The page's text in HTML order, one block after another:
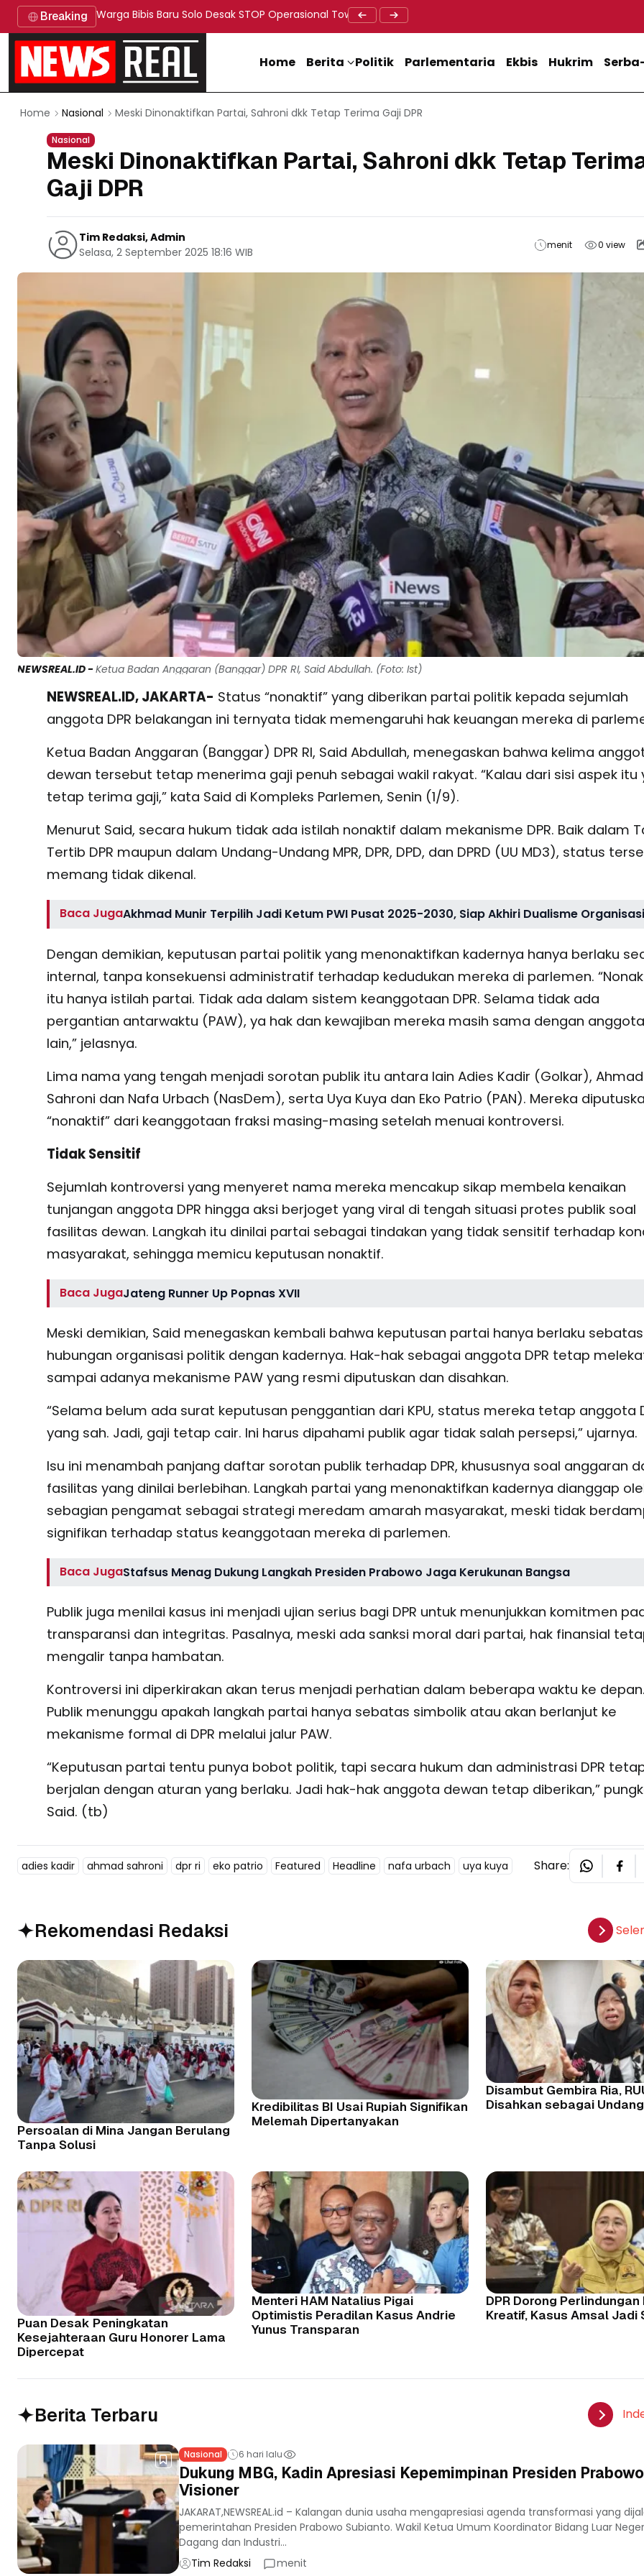
Breaking Warga Bibis Baru Solo Desak STOP Operasional Tower BTS, Diwa : Nyawa dan Keselamatan Warga Lebih
Doa Lintas Agama Perkuat Semangat Persatuan Jelang
Home Berita Politik Parlementaria Ekbis Hukrim
Home Nasional Meski Dinonaktifkan Partai, Sahroni dkk Tetap Terima Gaji DPR
Nasional
Meski Dinonaktifkan Partai, Sahroni dkk Tetap
Gaji DPR
Tim Redaksi, Admin
Selasa, 2 September 2025 18:16 WIB
menit 0view
NEWSREAL.ID -Ketua Badan Anggaran (Banggar) DPR RI, Said Abdullah. (Foto: Ist)
NEWSREAL.ID, JAKARTA- Status “nonaktif” yang diberikan partai politik kepada sejumlah
anggota DPR belakangan ini ternyata tidak memengaruhi hak keuangan mereka di
Ketua Badan Anggaran (Banggar) DPR RI, Said Abdullah, menegaskan bahwa kelima
dewan tersebut tetap menerima gaji penuh sebagai wakil rakyat. “Kalau dari sisi aspek itu
tetap terima gaji,” kata Said di Kompleks Parlemen, Senin (1/9).
Menurut Said, secara hukum tidak ada istilah nonaktif dalam mekanisme DPR. Baik dalam
Tertib DPR maupun dalam Undang-Undang MPR, DPR, DPD, dan DPRD (UU MD3), status
memang tidak dikenal.
Baca JugaAkhmad Munir Terpilih Jadi Ketum PWI Pusat 2025-2030, Siap Akhiri Dualisme Organisasi
Dengan demikian, keputusan partai politik yang menonaktifkan kadernya hanya berlaku
internal, tanpa konsekuensi administratif terhadap kedudukan mereka di parlemen.
itu hanya istilah partai. Tidak ada dalam sistem keanggotaan DPR. Selama tidak ada
pergantian antarwaktu (PAW), ya hak dan kewajiban mereka masih sama dengan anggota
lain,” jelasnya.
Lima nama yang tengah menjadi sorotan publik itu antara lain Adies Kadir (Golkar), Ahmad
Sahroni dan Nafa Urbach (NasDem), serta Uya Kuya dan Eko Patrio (PAN). Mereka
“nonaktif” dari keanggotaan fraksi masing-masing setelah menuai kontroversi.
Tidak Sensitif
Sejumlah kontroversi yang menyeret nama mereka mencakup sikap membela kenaikan
tunjangan anggota DPR hingga aksi berjoget yang viral di tengah situasi protes publik soal
fasilitas dewan. Langkah itu dinilai partai sebagai tindakan yang tidak sensitif terhadap
masyarakat, sehingga memicu keputusan nonaktif.
Baca JugaJateng Runner Up Popnas XVII
Meski demikian, Said menegaskan kembali bahwa keputusan partai hanya berlaku sebatas
hubungan organisasi politik dengan kadernya. Hak-hak sebagai anggota DPR tetap
sampai adanya mekanisme PAW yang resmi diputuskan dan disahkan.
“Selama belum ada surat keputusan penggantian dari KPU, status mereka tetap anggota
yang sah. Jadi, gaji tetap cair. Ini harus dipahami publik agar tidak salah persepsi,” ujarnya.
Isu ini menambah panjang daftar sorotan publik terhadap DPR, khususnya soal anggaran
fasilitas yang dinilai berlebihan. Langkah partai yang menonaktifkan kadernya dianggap
sebagian pengamat sebagai strategi meredam amarah masyarakat, meski tidak
signifikan terhadap status keanggotaan mereka di parlemen.
Baca JugaStafsus Menag Dukung Langkah Presiden Prabowo Jaga Kerukunan Bangsa
Publik juga menilai kasus ini menjadi ujian serius bagi DPR untuk menunjukkan komitmen
transparansi dan integritas. Pasalnya, meski ada sanksi moral dari partai, hak finansial
mengalir tanpa hambatan.
Kontroversi ini diperkirakan akan terus menjadi perhatian dalam beberapa waktu ke depan.
Publik menunggu apakah langkah partai hanya sebatas simbolik atau akan berlanjut ke
mekanisme formal di DPR melalui jalur PAW.
“Keputusan partai tentu punya bobot politik, tapi secara hukum dan administrasi DPR
berjalan dengan aturan yang berlaku. Jadi hak-hak anggota dewan tetap diberikan,”
Said. (tb)
adies kadir ahmad sahroni dpr ri eko patrio Featured Headline nafa urbach uya kuya Share:
Rekomendasi Redaksi
Persoalan di Mina Jangan Berulang
Tanpa Solusi
Kredibilitas BI Usai Rupiah Signifikan
Melemah Dipertanyakan
Disambut Gembira Ria,
Disahkan sebagai
Puan Desak Peningkatan
Kesejahteraan Guru Honorer Lama
Dipercepat
Menteri HAM Natalius Pigai
Optimistis Peradilan Kasus Andrie
Yunus Transparan
DPR Dorong
Kreatif, Kasus Amsal Jadi
Berita Terbaru
Nasional 6 hari lalu
Dukung MBG, Kadin Apresiasi Kepemimpinan Presiden
Visioner
JAKARAT,NEWSREAL.id – Kalangan dunia usaha mengapresiasi agenda transformasi yang
pemerintahan Presiden Prabowo Subianto. Wakil Ketua Umum Koordinator Bidang Luar
Dagang dan Industri...
Tim Redaksi
menit